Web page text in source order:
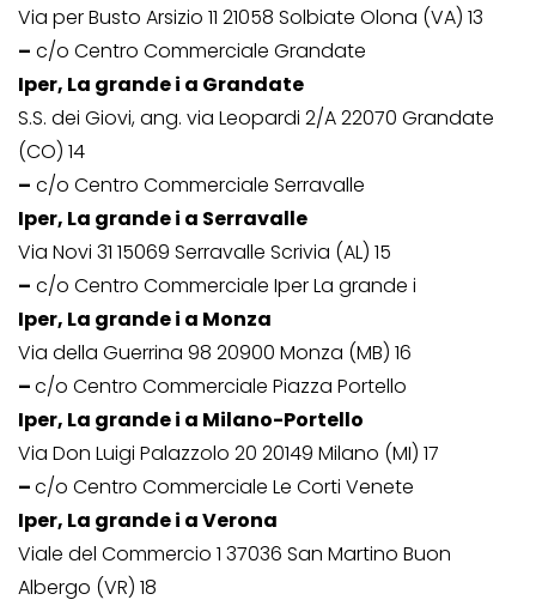
Via per Busto Arsizio 11 21058 Solbiate Olona (VA) 13
– c/o Centro Commerciale Grandate
Iper, La grande i a Grandate
S.S. dei Giovi, ang. via Leopardi 2/A 22070 Grandate
(CO) 14
– c/o Centro Commerciale Serravalle
Iper, La grande i a Serravalle
Via Novi 31 15069 Serravalle Scrivia (AL) 15
– c/o Centro Commerciale Iper La grande i
Iper, La grande i a Monza
Via della Guerrina 98 20900 Monza (MB) 16
–c/o Centro Commerciale Piazza Portello
Iper, La grande i a Milano-Portello
Via Don Luigi Palazzolo 20 20149 Milano (MI) 17
–c/o Centro Commerciale Le Corti Venete
Iper, La grande i a Verona
Viale del Commercio 1 37036 San Martino Buon
Albergo (VR) 18